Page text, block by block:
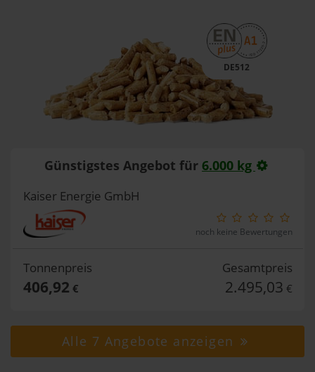
DE512
Günstigstes Angebot für 6.000 kg
Kaiser Energie GmbH
noch keine Bewertungen
Tonnenpreis
406,92 €
Gesamtpreis
2.495,03 €
Alle 7 Angebote anzeigen